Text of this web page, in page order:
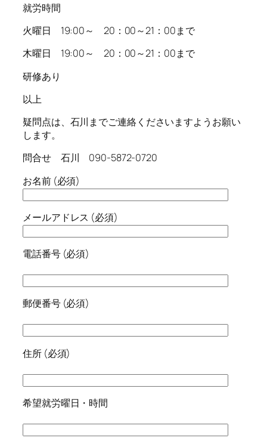
就労時間
火曜日 19:00～ 20：00～21：00まで
木曜日 19:00～ 20：00～21：00まで
研修あり
以上
疑問点は、石川までご連絡くださいますようお願い
します。
問合せ 石川 090-5872-0720
お名前 (必須)
メールアドレス (必須)
電話番号 (必須)
郵便番号 (必須)
住所 (必須)
希望就労曜日・時間